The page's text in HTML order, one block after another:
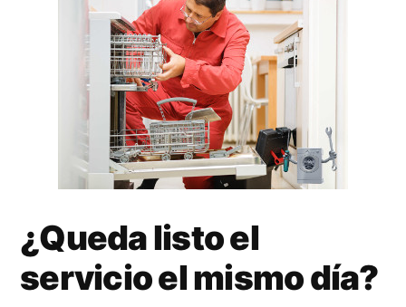
¿Queda listo el
servicio el mismo día?